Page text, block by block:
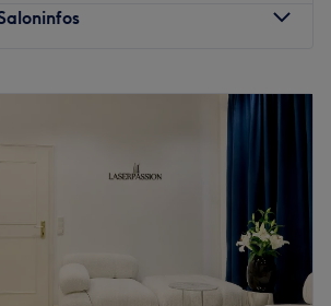
19:00
20:00
Geschlossen
wirklich leiden? Nicht bei